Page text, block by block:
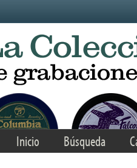
Inicio Búsqueda